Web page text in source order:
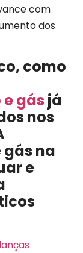
com
dos
como
gás já
nos
na
e